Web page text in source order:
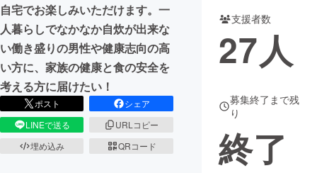
自宅でお楽しみいただけます。一
人暮らしでなかなか自炊が出来な
い働き盛りの男性や健康志向の高
い方に、家族の健康と食の安全を
考える方に届けたい！
ポスト
シェア
LINEで送る
URLコピー
埋め込み
QRコード
支援者数
27人
募集終了まで残
り
終了